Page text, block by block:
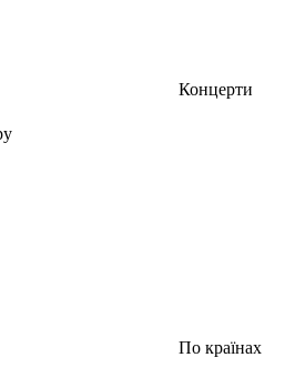
Концерти
По країнах